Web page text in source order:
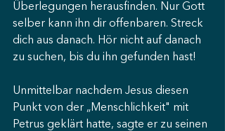
Überlegungen herausfinden. Nur Gott
selber kann ihn dir offenbaren. Streck
dich aus danach. Hör nicht auf danach
zu suchen, bis du ihn gefunden hast!
Unmittelbar nachdem Jesus diesen
Punkt von der „Menschlichkeit" mit
Petrus geklärt hatte, sagte er zu seinen